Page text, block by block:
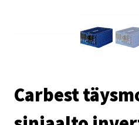
Carbest